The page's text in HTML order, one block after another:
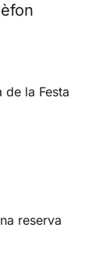
la Festa
reserva